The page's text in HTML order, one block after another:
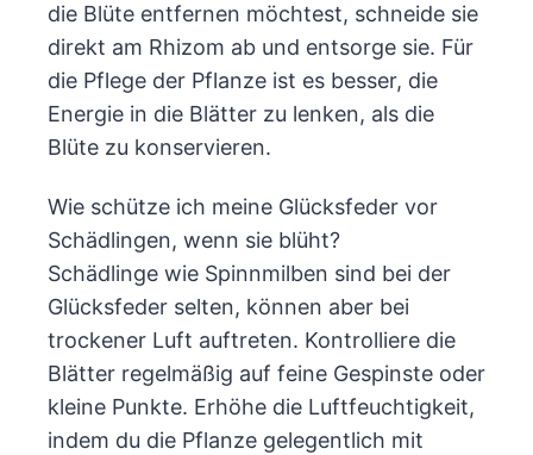
die Blüte entfernen möchtest, schneide sie
direkt am Rhizom ab und entsorge sie. Für
die Pflege der Pflanze ist es besser, die
Energie in die Blätter zu lenken, als die
Blüte zu konservieren.
Wie schütze ich meine Glücksfeder vor
Schädlingen, wenn sie blüht?
Schädlinge wie Spinnmilben sind bei der
Glücksfeder selten, können aber bei
trockener Luft auftreten. Kontrolliere die
Blätter regelmäßig auf feine Gespinste oder
kleine Punkte. Erhöhe die Luftfeuchtigkeit,
indem du die Pflanze gelegentlich mit